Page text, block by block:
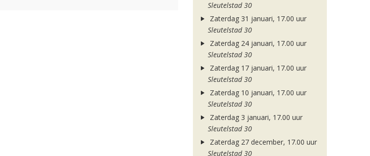
Sleutelstad 30
Zaterdag 31 januari, 17.00 uur
Sleutelstad 30
Zaterdag 24 januari, 17.00 uur
Sleutelstad 30
Zaterdag 17 januari, 17.00 uur
Sleutelstad 30
Zaterdag 10 januari, 17.00 uur
Sleutelstad 30
Zaterdag 3 januari, 17.00 uur
Sleutelstad 30
Zaterdag 27 december, 17.00 uur
Sleutelstad 30